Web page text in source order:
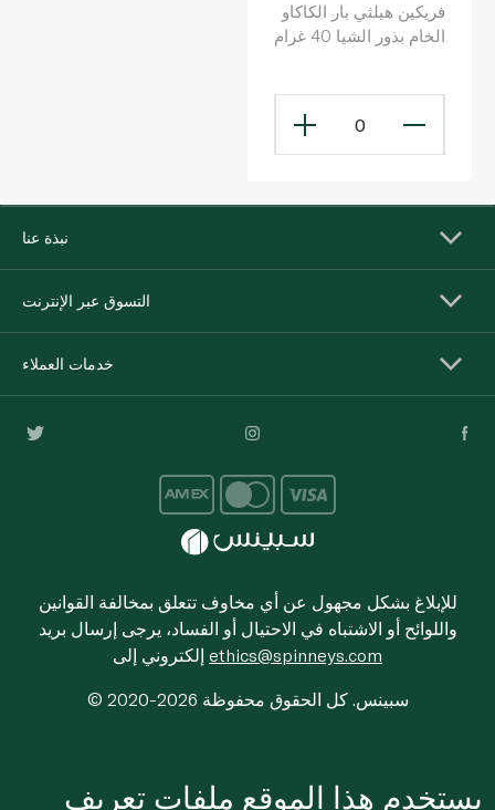
فريكين هيلثي بار الكاكاو
الخام بذور الشيا 40 غرام
0
نبذة عنا
التسوق عبر الإنترنت
خدمات العملاء
للإبلاغ بشكل مجهول عن أي مخاوف تتعلق بمخالفة القوانين
واللوائح أو الاشتباه في الاحتيال أو الفساد، يرجى إرسال بريد
ethics@spinneys.com
© 2020-2026 سبينس. كل الحقوق محفوظة
يستخدم هذا الموقع ملفات تعريف